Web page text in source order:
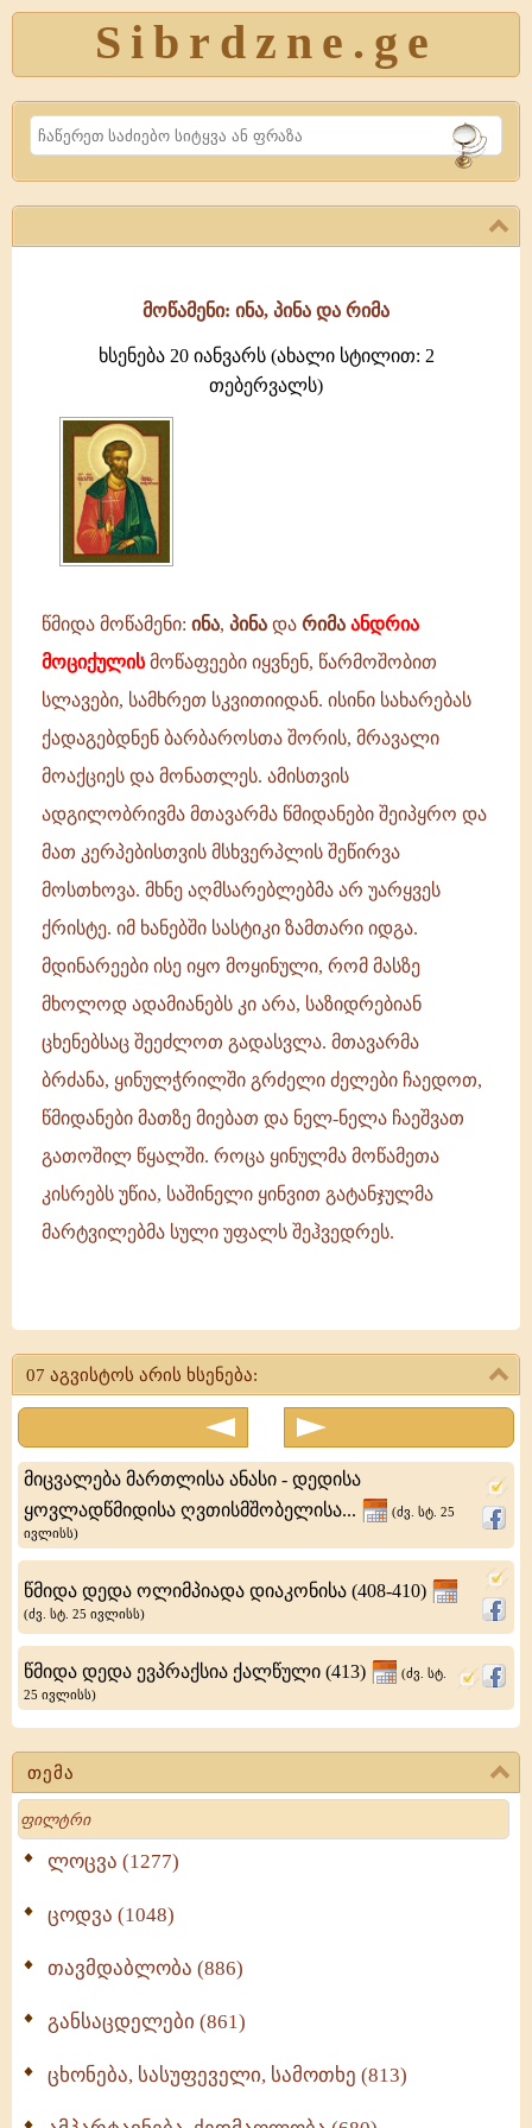
Sibrdzne.ge
Search
თემა
Search
ლოცვა (1277)
ცოდვა (1048)
თავმდაბლობა (886)
განსაცდელები (861)
ცხონება, სასუფეველი, სამოთხე (813)
მოწამენი: ინა, პინა და რიმა
ხსენება 20 იანვარს (ახალი სტილით: 2
თებერვალს)
წმიდა მოწამენი: ინა, პინა და რიმა ანდრია
მოციქულისმოწაფეები იყვნენ, წარმოშობით
სლავები, სამხრეთ სკვითიიდან. ისინი სახარებას
ქადაგებდნენ ბარბაროსთა შორის, მრავალი
მოაქციეს და მონათლეს. ამისთვის
ადგილობრივმა მთავარმა წმიდანები შეიპყრო და
მათ კერპებისთვის მსხვერპლის შეწირვა
მოსთხოვა. მხნე აღმსარებლებმა არ უარყვეს
ქრისტე. იმ ხანებში სასტიკი ზამთარი იდგა.
მდინარეები ისე იყო მოყინული, რომ მასზე
მხოლოდ ადამიანებს კი არა, საზიდრებიან
ცხენებსაც შეეძლოთ გადასვლა. მთავარმა
ბრძანა, ყინულჭრილში გრძელი ძელები ჩაედოთ,
წმიდანები მათზე მიებათ და ნელ-ნელა ჩაეშვათ
გათოშილ წყალში. როცა ყინულმა მოწამეთა
კისრებს უწია, საშინელი ყინვით გატანჯულმა
მარტვილებმა სული უფალს შეჰვედრეს.
პინა
რიმა
07 აგვისტოს არის ხსენება:
მიცვალება მართლისა ანასი - დედისა
ყოვლადწმიდისა ღვთისმშობელისა...
(ძვ. სტ. 25
ივლისს)
წმიდა დედა ოლიმპიადა დიაკონისა (408-410)
(ძვ. სტ. 25 ივლისს)
წმიდა დედა ევპრაქსია ქალწული (413)
(ძვ. სტ.
25 ივლისს)